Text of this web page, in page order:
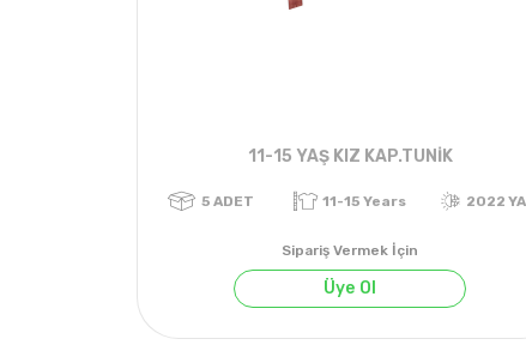
11-15 YAŞ KIZ KAP.TUNİK
Sipariş Vermek İçin
Üye Ol